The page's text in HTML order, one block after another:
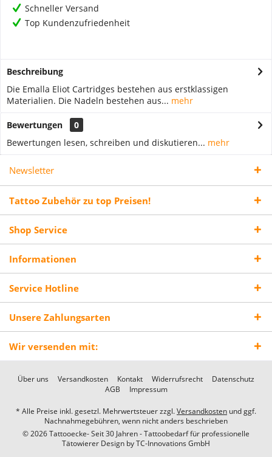
Schneller Versand
Top Kundenzufriedenheit
Beschreibung
Die Emalla Eliot Cartridges bestehen aus erstklassigen
Materialien. Die Nadeln bestehen aus... mehr
Bewertungen
0
Bewertungen lesen, schreiben und diskutieren... mehr
Newsletter
Tattoo Zubehör zu top Preisen!
Shop Service
Informationen
Service Hotline
Unsere Zahlungsarten
Wir versenden mit:
Über uns Versandkosten Kontakt Widerrufsrecht
Datenschutz
AGB
Impressum
* Alle Preise inkl. gesetzl. Mehrwertsteuer zzgl.Versandkosten und ggf.
Nachnahmegebühren, wenn nicht anders beschrieben
© 2026 Tattooecke- Seit 30 Jahren - Tattoobedarf für professionelle
Tätowierer Design byTC-Innovations GmbH